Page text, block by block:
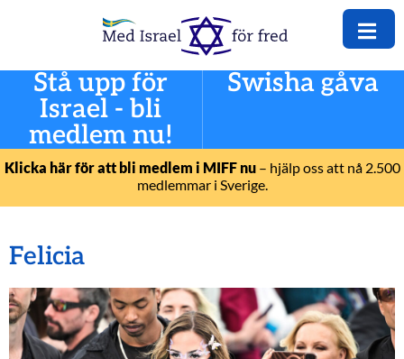
Stå upp för
Israel - bli
medlem nu!
Swisha gåva
Klicka här för att bli medlem i MIFF nu– hjälp oss att nå 2.500
medlemmar i Sverige.
Felicia